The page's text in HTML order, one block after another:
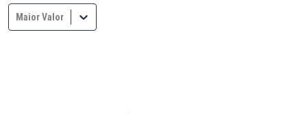
Maior Valor